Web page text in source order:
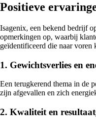
Positieve
Isagenix, een bekend bedrijf
opmerkingen op, waarbij
geïdentificeerd die naar voren
1. Gewichtsverlies en
Een terugkerend thema in de
zijn afgevallen en zich
2. Kwaliteit en